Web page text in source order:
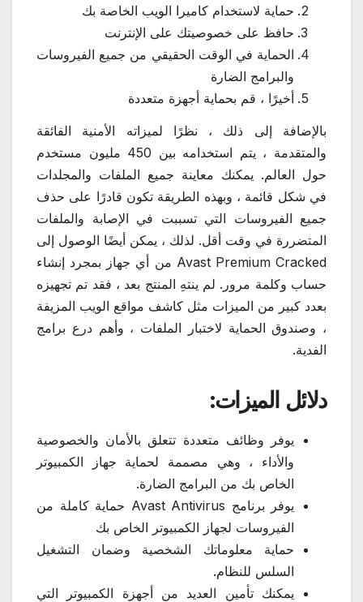
حماية لاستخدام كاميرا الويب الخاصة بك
حافظ على خصوصيتك على الإنترنت
الحماية في الوقت الحقيقي من جميع الفيروسات
والبرامج الضارة
أخيرًا ، قم بحماية أجهزة متعددة
بالإضافة إلى ذلك ، نظرًا لميزاته الأمنية الفائقة
والمتقدمة ، يتم استخدامه بين 450 مليون مستخدم
حول العالم. يمكنك معاينة جميع الملفات والمجلدات
في شكل قائمة ، وبهذه الطريقة تكون قادرًا على حذف
جميع الفيروسات التي تسببت في الإصابة والملفات
المتضررة في وقت أقل. لذلك ، يمكن أيضًا الوصول إلى
Avast Premium Cracked من أي جهاز بمجرد إنشاء
حساب وكلمة مرور. لم ينتهِ المنتج بعد ، فقد تم تجهيزه
بعدد كبير من الميزات مثل كاشف مواقع الويب المزيفة
، وصندوق الحماية لاختبار الملفات ، وأهم درع برامج
الفدية.
دلائل الميزات:
يوفر وظائف متعددة تتعلق بالأمان والخصوصية
والأداء ، وهي مصممة لحماية جهاز الكمبيوتر
الخاص بك من البرامج الضارة.
يوفر برنامج Avast Antivirus حماية كاملة من
الفيروسات لجهاز الكمبيوتر الخاص بك
حماية معلوماتك الشخصية وضمان التشغيل
السلس للنظام.
يمكنك تأمين العديد من أجهزة الكمبيوتر التي